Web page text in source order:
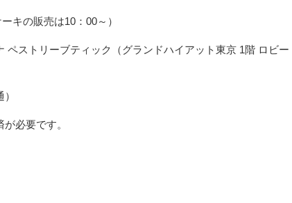
キの販売は10：00～）
ペストリーブティック（グランドハイアット東京 1階 ロビー
必要です。